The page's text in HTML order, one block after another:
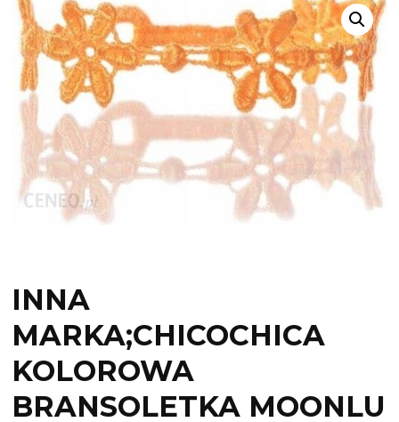
INNA
MARKA;CHICOCHICA
KOLOROWA
BRANSOLETKA MOONLU